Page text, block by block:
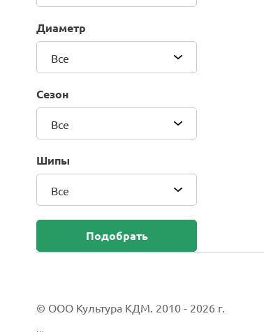
BKT
Camso (Solideal)
CEAT
Composit
Continental
Cordiant
CrossWind
Диаметр
Все
Сезон
Все
Шипы
Все
Подобрать
© ООО Культура КДМ. 2010 - 2026 г.